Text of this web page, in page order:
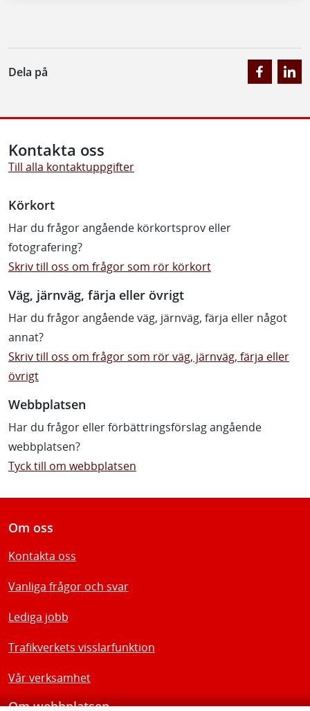
Dela på
Kontakta oss
Till alla kontaktuppgifter
Körkort
Har du frågor angående körkortsprov eller
fotografering?
Skriv till oss om frågor som rör körkort
Väg, järnväg, färja eller övrigt
Har du frågor angående väg, järnväg, färja eller något
annat?
Skriv till oss om frågor som rör väg, järnväg, färja eller
övrigt
Webbplatsen
Har du frågor eller förbättringsförslag angående
webbplatsen?
Tyck till om webbplatsen
Om oss
Kontakta oss
Vanliga frågor och svar
Lediga jobb
Trafikverkets visslarfunktion
Vår verksamhet
Om webbplatsen